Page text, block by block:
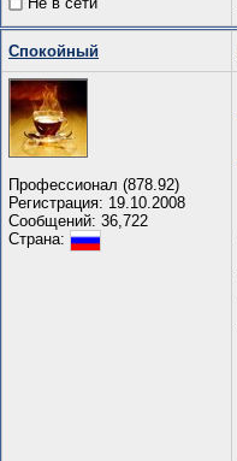
Спокойный
Профессионал (878.92)
Регистрация: 19.10.2008
Сообщений: 36,722
Страна: